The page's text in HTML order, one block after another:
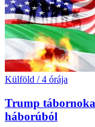
Külföld / 4 órája
Trump
háborúból